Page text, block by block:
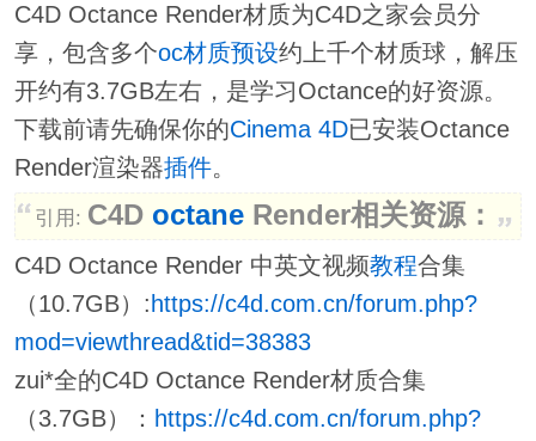
C4D Octance Render材质为C4D之家会员分
享，包含多个oc材质预设约上千个材质球，解压
开约有3.7GB左右，是学习Octance的好资源。
下载前请先确保你的Cinema 4D已安装Octance
Render渲染器插件。
引用: C4D octaneRender相关资源：
C4D Octance Render 中英文视频教程合集
（10.7GB）: https://c4d.com.cn/forum.php?
mod=viewthread&tid=38383
zui*全的C4D Octance Render材质合集
（3.7GB）： https://c4d.com.cn/forum.php?